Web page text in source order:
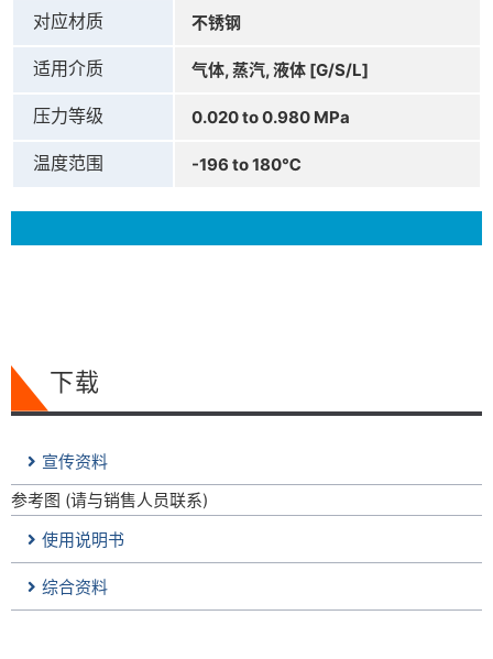
对应材质 不锈钢
适用介质 气体, 蒸汽, 液体 [G/S/L]
压力等级 0.020 to 0.980 MPa
温度范围 -196 to 180℃
下载
宣传资料
参考图 (请与销售人员联系)
使用说明书
综合资料